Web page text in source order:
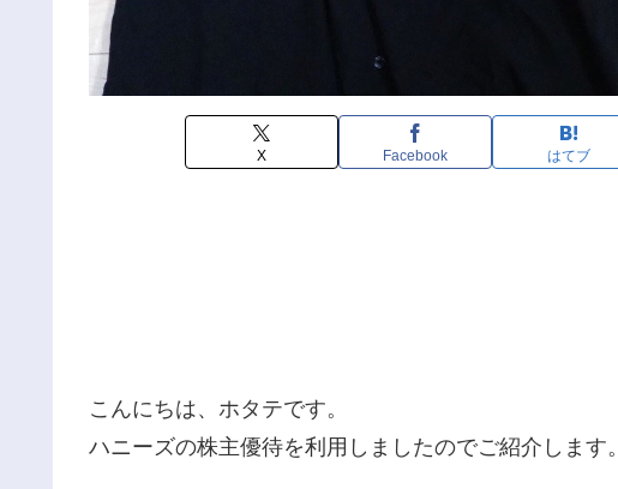
X Facebook はてブ
こんにちは、ホタテです。
ハニーズの株主優待を利用しましたのでご紹介します。